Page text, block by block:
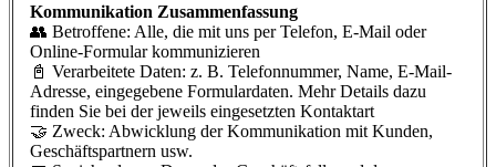
Kommunikation Zusammenfassung
👥 Betroffene: Alle, die mit uns per Telefon, E-Mail oder
Online-Formular kommunizieren
📓 Verarbeitete Daten: z. B. Telefonnummer, Name, E-Mail-
Adresse, eingegebene Formulardaten. Mehr Details dazu
finden Sie bei der jeweils eingesetzten Kontaktart
🤝 Zweck: Abwicklung der Kommunikation mit Kunden,
Geschäftspartnern usw.